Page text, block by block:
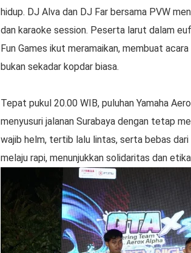
hidup. DJ Alva dan DJ Far bersama PVW
dan karaoke session. Peserta larut dalam
Fun Games ikut meramaikan, membuat
bukan sekadar kopdar biasa.
Tepat pukul 20.00 WIB, puluhan Yamaha
menyusuri jalanan Surabaya dengan tetap
wajib helm, tertib lalu lintas, serta bebas dari
melaju rapi, menunjukkan solidaritas dan